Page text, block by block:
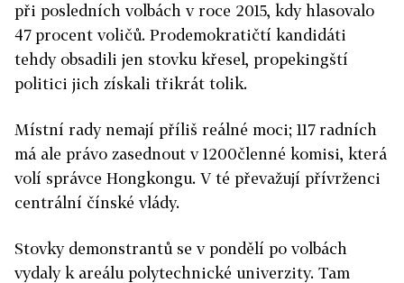
při posledních volbách v roce 2015, kdy hlasovalo
47 procent voličů. Prodemokratičtí kandidáti
tehdy obsadili jen stovku křesel, propekingští
politici jich získali třikrát tolik.
Místní rady nemají příliš reálné moci; 117 radních
má ale právo zasednout v 1200členné komisi, která
volí správce Hongkongu. V té převažují přívrženci
centrální čínské vlády.
Stovky demonstrantů se v pondělí po volbách
vydaly k areálu polytechnické univerzity. Tam